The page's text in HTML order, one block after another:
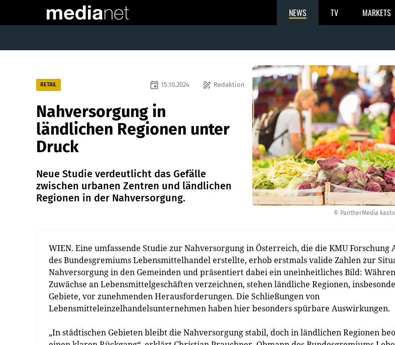
NEWS TV MARKETS
© PantherMedia kasto
RETAIL draw Redaktion
event 15.10.2024
Nahversorgung in
ländlichen Regionen unter
Druck
Neue Studie verdeutlicht das Gefälle
zwischen urbanen Zentren und ländlichen
Regionen in der Nahversorgung.
WIEN. Eine umfassende Studie zur Nahversorgung in Österreich, die die KMU
des Bundesgremiums Lebensmittelhandel erstellte, erhob erstmals valide Zahlen zur
Nahversorgung in den Gemeinden und präsentiert dabei ein uneinheitliches Bild:
Zuwächse an Lebensmittelgeschäften verzeichnen, stehen ländliche Regionen,
Gebiete, vor zunehmenden Herausforderungen. Die Schließungen von
Lebensmitteleinzelhandelsunternehmen haben hier besonders spürbare Auswirkungen.
„In städtischen Gebieten bleibt die Nahversorgung stabil, doch in ländlichen Regionen